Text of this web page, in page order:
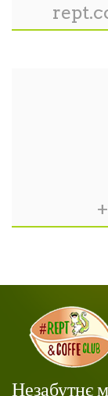
Незабутнє